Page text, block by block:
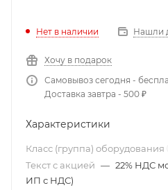
Нет в наличии Нашли
Хочу в подарок
Самовывоз сегодня -
Доставка завтра - 500 ₽
Характеристики
Класс (группа) оборудования
Текст с акцией — 22% НДС
ИП с НДС)